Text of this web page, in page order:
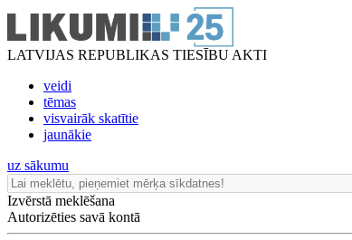
LATVIJAS REPUBLIKAS TIESĪBU AKTI
veidi
tēmas
visvairāk skatītie
jaunākie
uz sākumu
Izvērstā meklēšana
Autorizēties savā kontā